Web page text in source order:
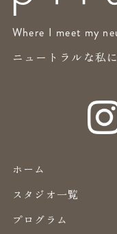
Where I meet my
ニュートラルな私
ホーム
スタジオ一覧
プログラム